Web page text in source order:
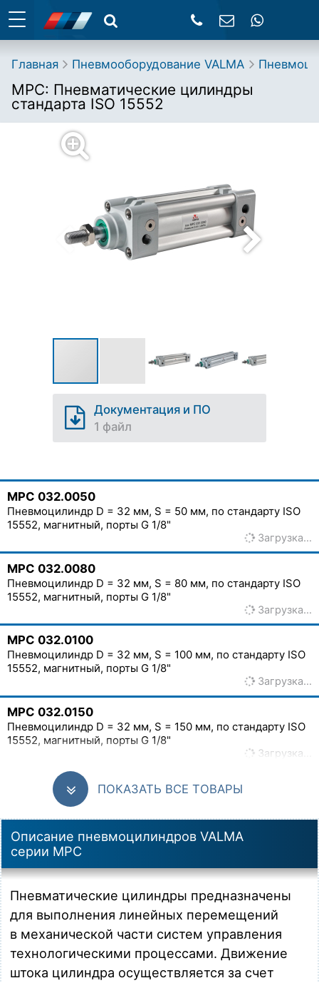
Главная Пневмооборудование VALMA
MPC: Пневматические цилиндры
стандарта ISO 15552
Документация и ПО
1 файл
MPC 032.0050
Пневмоцилиндр D = 32 мм, S = 50 мм, по стандарту ISO
15552, магнитный, порты G 1/8"
Загрузка…
MPC 032.0080
Пневмоцилиндр D = 32 мм, S = 80 мм, по стандарту ISO
15552, магнитный, порты G 1/8"
Загрузка…
MPC 032.0100
Пневмоцилиндр D = 32 мм, S = 100 мм, по стандарту ISO
15552, магнитный, порты G 1/8"
Загрузка…
MPC 032.0150
Пневмоцилиндр D = 32 мм, S = 150 мм, по стандарту ISO
15552, магнитный, порты G 1/8"
Загрузка…
MPC 032.0160
Пневмоцилиндр D = 32 мм, S = 160 мм, по стандарту ISO
MPC 032.0200
Пневмоцилиндр D = 32 мм, S = 200 мм, по стандарту ISO
Загрузка…
Пневмоцилиндр D = 32 мм, S = 250 мм, по стандарту ISO
15552, магнитный, порты G 1/8"
Загрузка…
ПОКАЗАТЬ ВСЕ ТОВАРЫ
Описание пневмоцилиндров VALMA
серии MPC
Пневматические цилиндры предназначены
для выполнения линейных перемещений
в механической части систем управления
технологическими процессами. Движение
штока цилиндра осуществляется за счет